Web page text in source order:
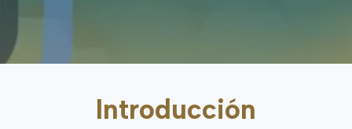
Introducción